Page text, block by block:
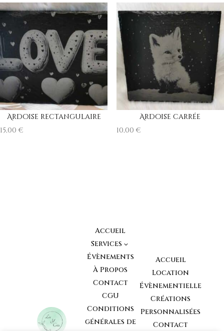
Ardoise rectangulaire
15,00€
Ardoise carrée
10,00€
Accueil
Services 3
Évènements
À Propos
Contact
CGU
Conditions
générales de
Accueil
Location
Évènementielle
Créations
Personnalisées
Contact